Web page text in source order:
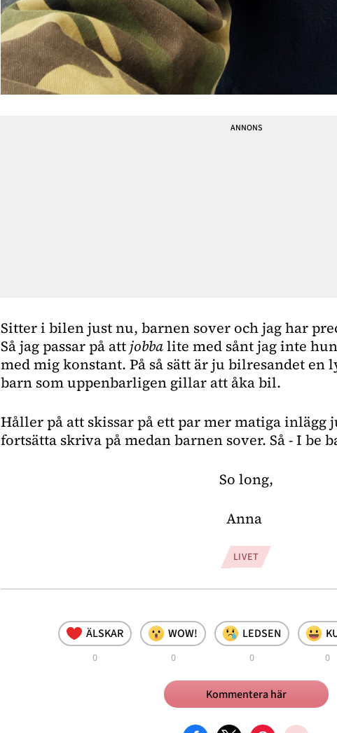
Sitter i bilen just nu, barnen sover och jag har
Så jag passar på att jobba lite med sånt jag inte
med mig konstant. På så sätt är ju bilresandet en
barn som uppenbarligen gillar att åka bil.
Håller på att skissar på ett par mer matiga inlägg
fortsätta skriva på medan barnen sover. Så - I be
So long,
Anna
LIVET
ÄLSKAR
0
WOW!
0
LEDSEN
0 0
Kommentera här